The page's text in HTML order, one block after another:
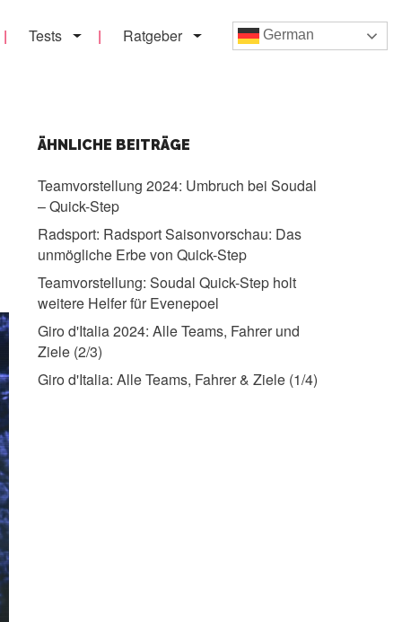
Tests Ratgeber German
ÄHNLICHE BEITRÄGE
Teamvorstellung 2024: Umbruch bei Soudal
– Quick-Step
Radsport: Radsport Saisonvorschau: Das
unmögliche Erbe von Quick-Step
Teamvorstellung: Soudal Quick-Step holt
weitere Helfer für Evenepoel
Giro d'Italia 2024: Alle Teams, Fahrer und
Ziele (2/3)
Giro d'Italia: Alle Teams, Fahrer & Ziele (1/4)